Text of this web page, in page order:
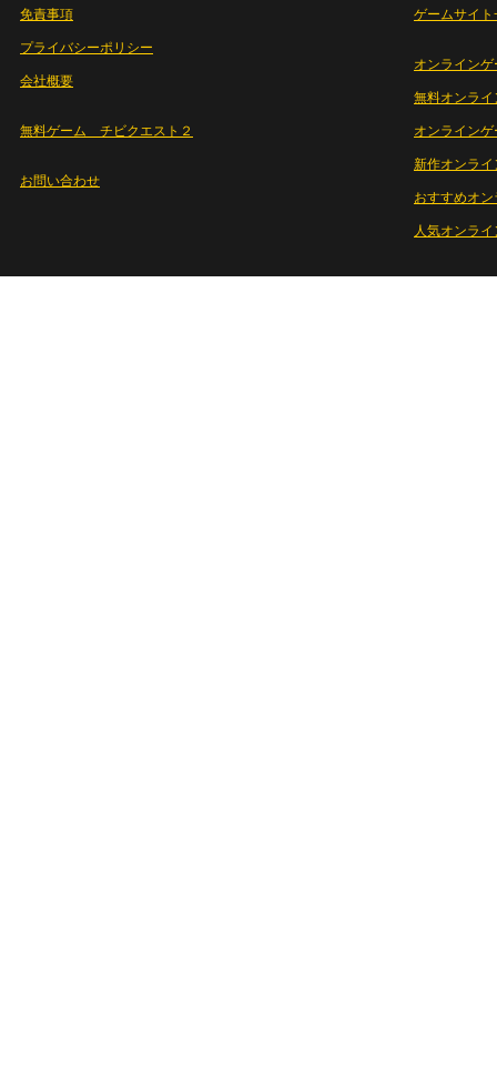
免責事項
プライバシーポリシー
会社概要
無料ゲーム チビクエスト２
お問い合わせ
ゲームサイト
オンラインゲ
無料オンライ
オンライン
新作オンライ
おすすめオ
人気オンラ